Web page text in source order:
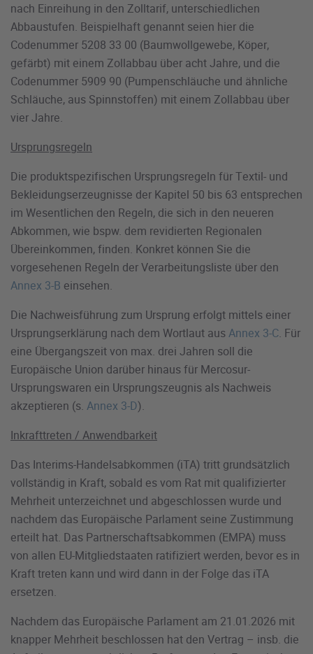
nach Einreihung in den Zolltarif, unterschiedlichen
Abbaustufen. Beispielhaft genannt seien hier die
Codenummer 5208 33 00 (Baumwollgewebe, Köper,
gefärbt) mit einem Zollabbau über acht Jahre, und die
Codenummer 5909 90 (Pumpenschläuche und ähnliche
Schläuche, aus Spinnstoffen) mit einem Zollabbau über
vier Jahre.
Ursprungsregeln
Die produktspezifischen Ursprungsregeln für Textil- und
Bekleidungserzeugnisse der Kapitel 50 bis 63 entsprechen
im Wesentlichen den Regeln, die sich in den neueren
Abkommen, wie bspw. dem revidierten Regionalen
Übereinkommen, finden. Konkret können Sie die
vorgesehenen Regeln der Verarbeitungsliste über den
Annex 3-B einsehen.
Die Nachweisführung zum Ursprung erfolgt mittels einer
Ursprungserklärung nach dem Wortlaut ausAnnex 3-C. Für
eine Übergangszeit von max. drei Jahren soll die
Europäische Union darüber hinaus für Mercosur-
Ursprungswaren ein Ursprungszeugnis als Nachweis
akzeptieren (s. Annex 3-D).
Inkrafttreten / Anwendbarkeit
Das Interims-Handelsabkommen (iTA) tritt grundsätzlich
vollständig in Kraft, sobald es vom Rat mit qualifizierter
Mehrheit unterzeichnet und abgeschlossen wurde und
nachdem das Europäische Parlament seine Zustimmung
erteilt hat. Das Partnerschaftsabkommen (EMPA) muss
von allen EU-Mitgliedstaaten ratifiziert werden, bevor es in
Kraft treten kann und wird dann in der Folge das iTA
ersetzen.
Nachdem das Europäische Parlament am 21.01.2026 mit
knapper Mehrheit beschlossen hat den Vertrag – insb. die